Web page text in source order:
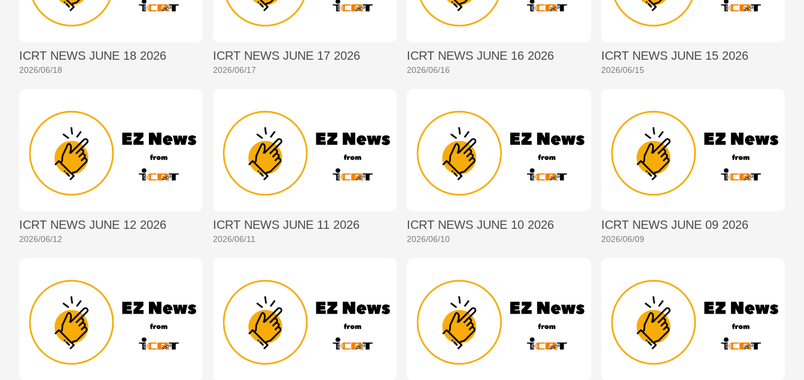
ICRT NEWS JUNE 18 2026
2026/06/18
ICRT NEWS JUNE 17 2026
2026/06/17
ICRT NEWS JUNE 16 2026
2026/06/16
ICRT NEWS JUNE 15 2026
2026/06/15
ICRT NEWS JUNE 12 2026
2026/06/12
ICRT NEWS JUNE 11 2026
2026/06/11
ICRT NEWS JUNE 10 2026
2026/06/10
ICRT NEWS JUNE 09 2026
2026/06/09